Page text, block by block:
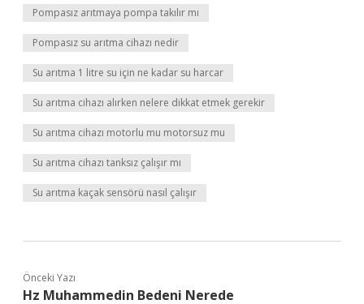
Pompasız arıtmaya pompa takılır mı
Pompasız su arıtma cihazı nedir
Su arıtma 1 litre su için ne kadar su harcar
Su arıtma cihazı alırken nelere dikkat etmek gerekir
Su arıtma cihazı motorlu mu motorsuz mu
Su arıtma cihazı tanksız çalışır mı
Su arıtma kaçak sensörü nasıl çalışır
Önceki Yazı
Hz Muhammedin Bedeni Nerede